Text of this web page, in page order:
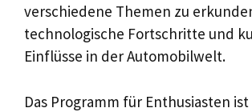
verschiedene Themen zu
technologische Fortschritte und
Einflüsse in der Automobilwelt.
Das Programm für Enthusiasten